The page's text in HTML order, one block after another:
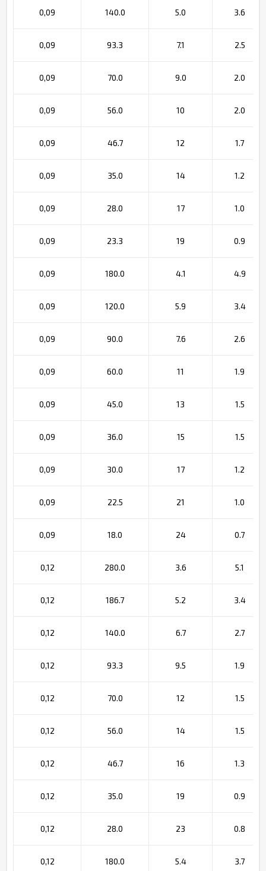
0,09 140.0 5.0 3.6
0,09 93.3 7.1 2.5
0,09 70.0 9.0 2.0
0,09 56.0 10 2.0
0,09 46.7 12 1.7
0,09 35.0 14 1.2
0,09 28.0 17 1.0
0,09 23.3 19 0.9
0,09 180.0 4.1 4.9
0,09 120.0 5.9 3.4
0,09 90.0 7.6 2.6
0,09 60.0 11 1.9
0,09 45.0 13 1.5
0,09 36.0 15 1.5
0,09 30.0 17 1.2
0,09 22.5 21 1.0
0,09 18.0 24 0.7
0,12 280.0 3.6 5.1
0,12 186.7 5.2 3.4
0,12 140.0 6.7 2.7
0,12 93.3 9.5 1.9
0,12 70.0 12 1.5
0,12 56.0 14 1.5
0,12 46.7 16 1.3
0,12 35.0 19 0.9
0,12 28.0 23 0.8
0,12 180.0 5.4 3.7